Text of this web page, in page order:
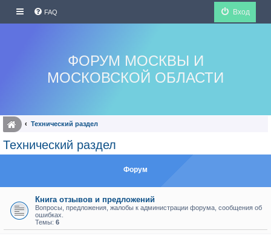
FAQ Вход
ФОРУМ МОСКВЫ И
МОСКОВСКОЙ ОБЛАСТИ
Технический раздел
Технический раздел
Форум
Книга отзывов и предложений
Вопросы, предложения, жалобы к администрации форума, сообщения об
ошибках.
Темы: 6